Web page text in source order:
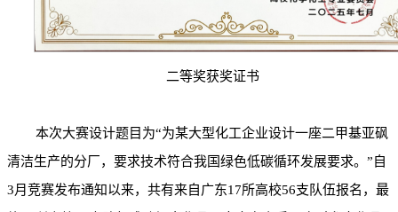
二等奖获奖证书
本次大赛设计题目为“为某大型化工企业设计一座二甲基亚砜
清洁生产的分厂，要求技术符合我国绿色低碳循环发展要求。”自
3月竞赛发布通知以来，共有来自广东17所高校56支队伍报名，最